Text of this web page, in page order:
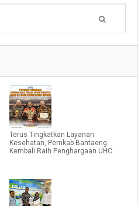
Terus Tingkatkan Layanan
Kesehatan, Pemkab Bantaeng
Kembali Raih Penghargaan UHC